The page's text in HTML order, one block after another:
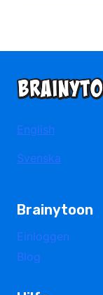
English
Svenska
Brainytoon
Einloggen
Blog